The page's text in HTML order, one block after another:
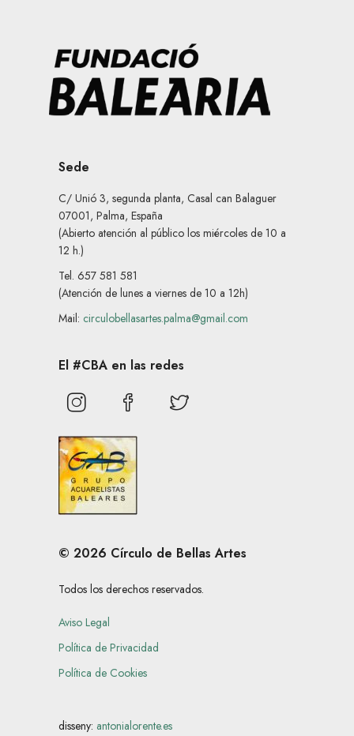
Sede
C/ Unió 3, segunda planta, Casal can Balaguer
07001, Palma, España
(Abierto atención al público los miércoles de 10 a
12 h.)
Tel. 657 581 581
(Atención de lunes a viernes de 10 a 12h)
Mail: circulobellasartes.palma@gmail.com
El #CBA en las redes
© 2026 Círculo de Bellas Artes
Todos los derechos reservados.
Aviso Legal
Política de Privacidad
Política de Cookies
disseny: antonialorente.es